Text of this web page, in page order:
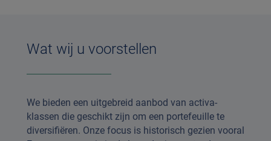
Wat wij u voorstellen
We bieden een uitgebreid aanbod van activa-
klassen die geschikt zijn om een portefeuille te
diversifiëren. Onze focus is historisch gezien vooral